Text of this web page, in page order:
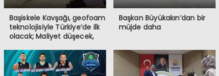
Başiskele Kavşağı, geofoam
teknolojisiyle Türkiye’de ilk
olacak; Maliyet düşecek,
Başkan Büyükakın’dan bir
müjde daha